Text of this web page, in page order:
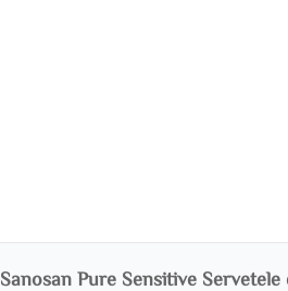
Sanosan Pure Sensitive